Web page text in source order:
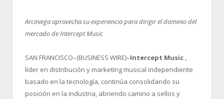
Arciniega aprovecha su experiencia para dirigir el dominio del
mercado de Intercept Music
SAN FRANCISCO–(BUSINESS WIRE)–Intercept Music ,
líder en distribución y marketing musical independiente
basado en la tecnología, continúa consolidando su
posición en la industria, abriendo camino a sellos y